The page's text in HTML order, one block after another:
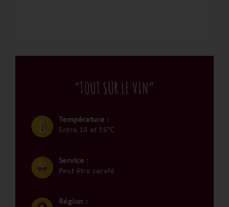
“TOUT SUR LE VIN”
Température :
Entre 14 et 16°C
Service :
Peut être carafé
Région :